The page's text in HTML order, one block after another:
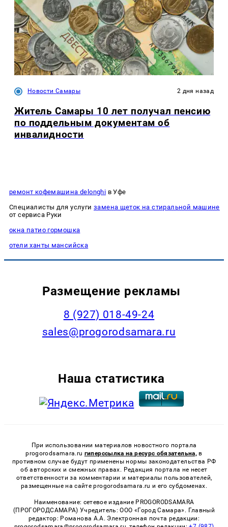
Новости Самары 2 дня назад
Житель Самары 10 лет получал пенсию
по поддельным документам об
инвалидности
ремонт кофемашина delonghi в Уфе
Специалисты для услуги замена щеток на стиральной машине
от сервиса Руки
окна патио гормошка
отели ханты мансийска
Размещение рекламы
8 (927) 018-49-24
sales@progorodsamara.ru
Наша статистика
При использовании материалов новостного портала
progorodsamara.ru гиперссылка на ресурс обязательна, в
противном случае будут применены нормы законодательства РФ
об авторских и смежных правах. Редакция портала не несет
ответственности за комментарии и материалы пользователей,
размещенные на сайте progorodsamara.ru и его субдоменах.
Наименование: сетевое издание PROGORODSAMARA
(ПРОГОРОДСАМАРА) Учредитель: ООО «Город Самара». Главный
редактор: Романова А.А. Электронная почта редакции: